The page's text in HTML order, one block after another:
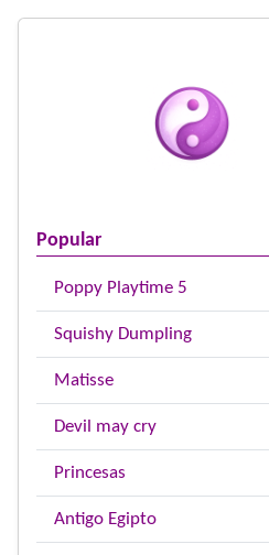
Popular
Poppy Playtime 5
Squishy Dumpling
Matisse
Devil may cry
Princesas
Antigo Egipto